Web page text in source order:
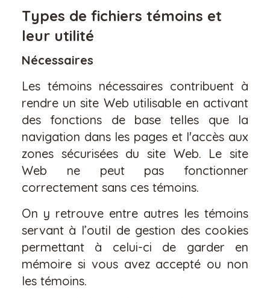
Types de fichiers témoins et
leur utilité
Nécessaires
Les témoins nécessaires contribuent à
rendre un site Web utilisable en activant
des fonctions de base telles que la
navigation dans les pages et l'accès aux
zones sécurisées du site Web. Le site
Web ne peut pas fonctionner
correctement sans ces témoins.
On y retrouve entre autres les témoins
servant à l’outil de gestion des cookies
permettant à celui-ci de garder en
mémoire si vous avez accepté ou non
les témoins.